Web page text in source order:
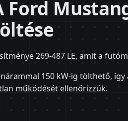
Ford
269-487 LE, amit a
150 kW-ig tölthető,
működését ellenőrizzük.